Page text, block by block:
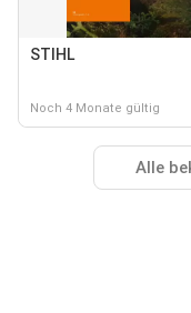
STIHL
Noch 4 Monate gültig
Alle